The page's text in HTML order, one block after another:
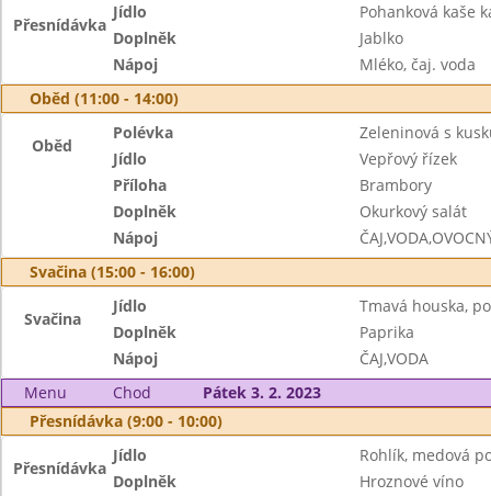
Přesnídávka
Jídlo
Pohanková kaše
Doplněk
Jablko
Nápoj
Mléko, čaj. voda
Oběd (11:00 - 14:00)
Oběd
Polévka
Zeleninová s
Jídlo
Vepřový řízek
Příloha
Brambory
Doplněk
Okurkový salát
Nápoj
Svačina (15:00 - 16:00)
Svačina
Jídlo
Tmavá houska,
Doplněk
Paprika
Nápoj
ČAJ,VODA
Menu
Chod
Pátek 3. 2. 2023
Přesnídávka (9:00 - 10:00)
Přesnídávka
Jídlo
Rohlík, medová
Doplněk
Hroznové víno